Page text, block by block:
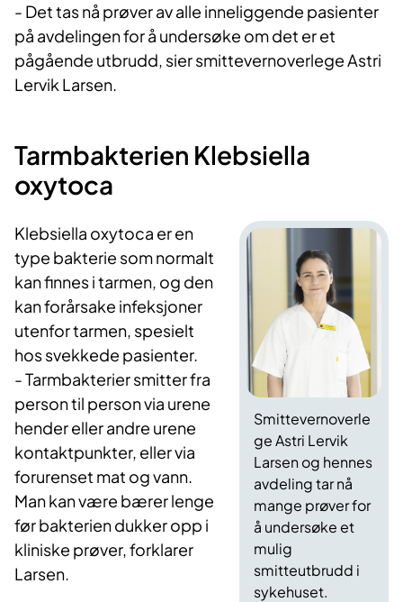
- Det tas nå prøver av alle inneliggende pasienter
på avdelingen for å undersøke om det er et
pågående utbrudd, sier smittevernoverlege Astri
Lervik Larsen.
Tarmbakterien Klebsiella
oxytoca
Smittevernoverle
ge Astri Lervik
Larsen og hennes
avdeling tar nå
mange prøver for
å undersøke et
mulig
smitteutbrudd i
sykehuset.
Klebsiella oxytoca er en
type bakterie som normalt
kan finnes i tarmen, og den
kan forårsake infeksjoner
utenfor tarmen, spesielt
hos svekkede pasienter.
- Tarmbakterier smitter fra
person til person via urene
hender eller andre urene
kontaktpunkter, eller via
forurenset mat og vann.
Man kan være bærer lenge
før bakterien dukker opp i
kliniske prøver, forklarer
Larsen.